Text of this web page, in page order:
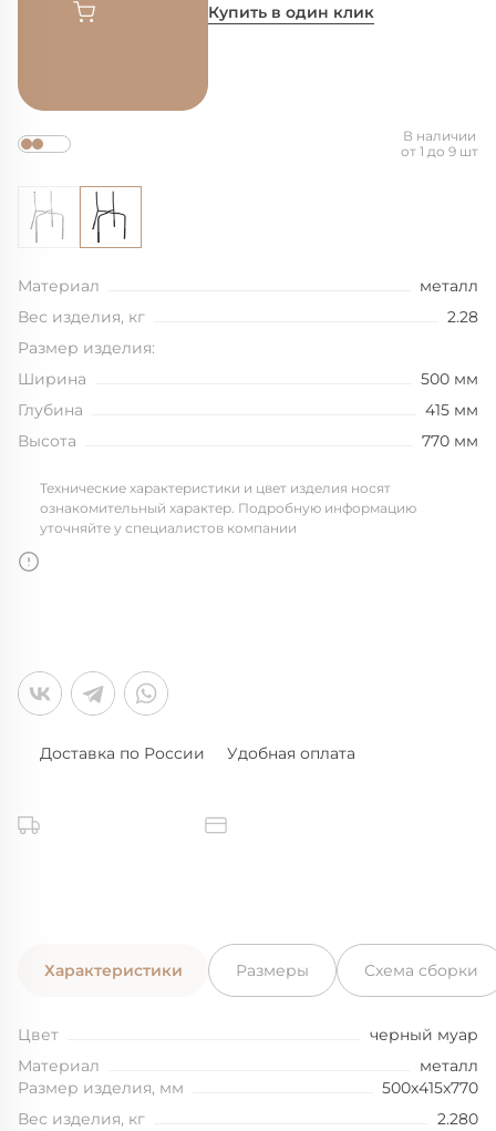
Купить в один клик
В наличии
от 1 до 9 шт
Материал
металл
Вес изделия, кг
2.28
Размер изделия:
Ширина
500 мм
Глубина
415 мм
Высота
770 мм
Технические характеристики и цвет изделия носят
ознакомительный характер. Подробную информацию
уточняйте у специалистов компании
Доставка по России Удобная оплата
Характеристики Размеры Схема сборки
Цвет
черный муар
Материал
металл
Размер изделия, мм
500x415x770
Вес изделия, кг
2.280